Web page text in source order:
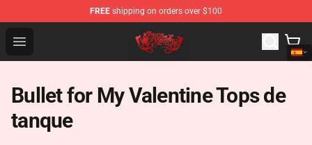
FREE shipping on orders over $100
Open menu
Bullet for My Valentine Store - Official Bullet for My
Bullet for My Valentine Tops de
tanque